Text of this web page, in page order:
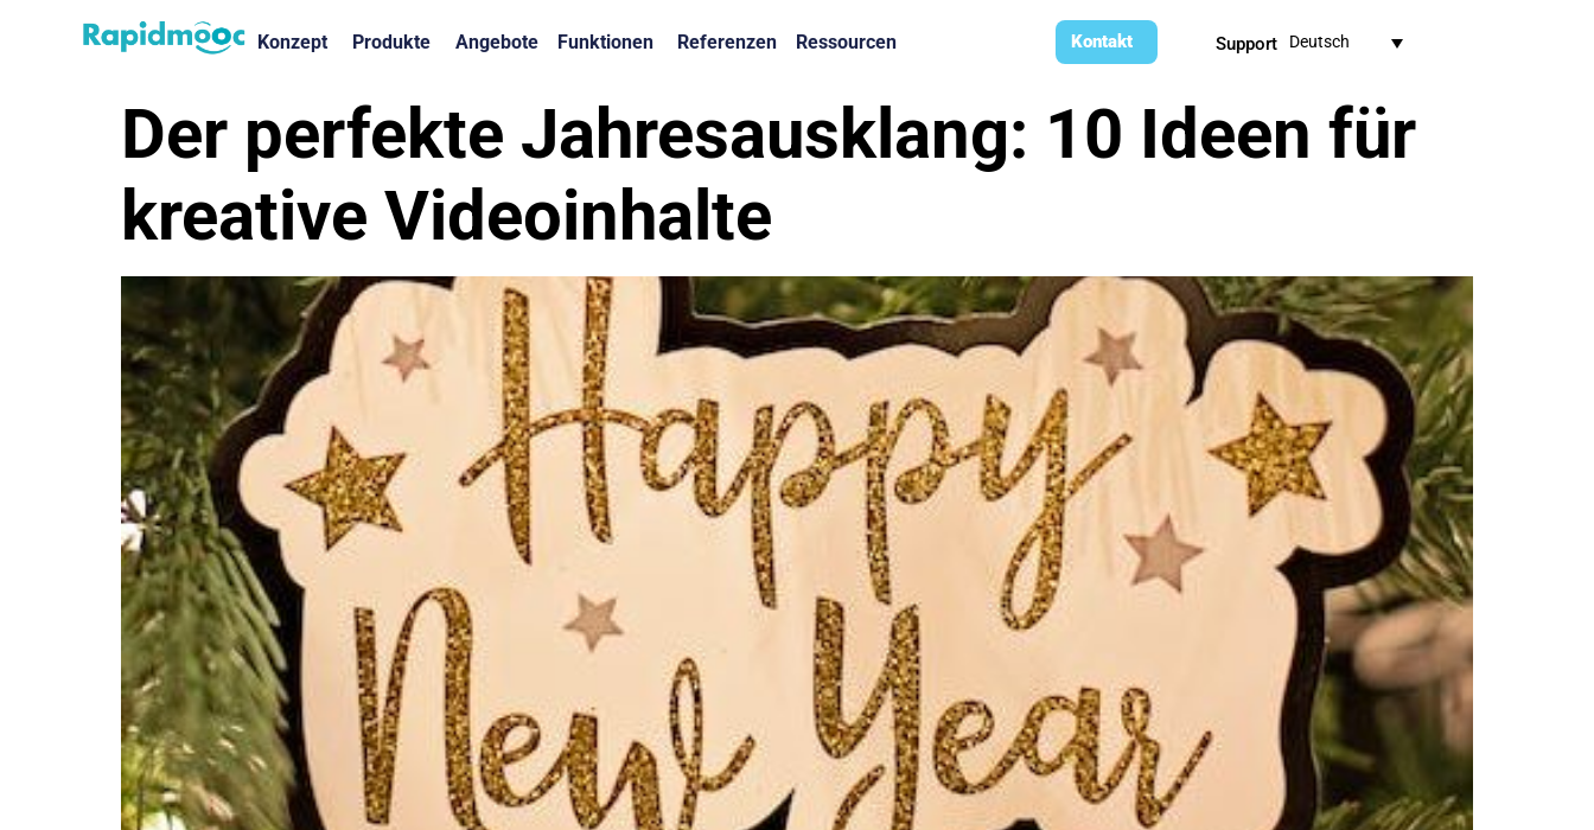
Konzept Produkte Angebote Funktionen Referenzen Ressourcen Kontakt Support Deutsch
Der perfekte Jahresausklang: 10 Ideen für
kreative Videoinhalte